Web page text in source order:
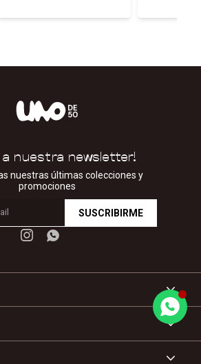
a nuestra newsletter!
nuestras últimas colecciones y
promociones
SUSCRIBIRME
 